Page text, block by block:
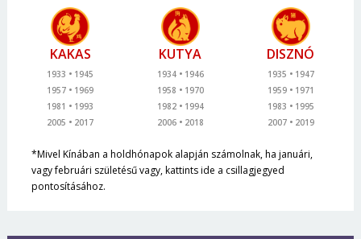
KAKAS
1933
1945
1957
1969
1981
1993
2005
2017
KUTYA
1934
1946
1958
1970
1982
1994
2006
2018
DISZNÓ
1935
1947
1959
1971
1983
1995
2007
2019
*Mivel Kínában a holdhónapok alapján számolnak, ha januári,
vagy februári születésű vagy, kattints ide a csillagjegyed
pontosításához.